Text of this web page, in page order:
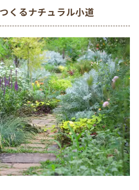
くるナチュラル小道